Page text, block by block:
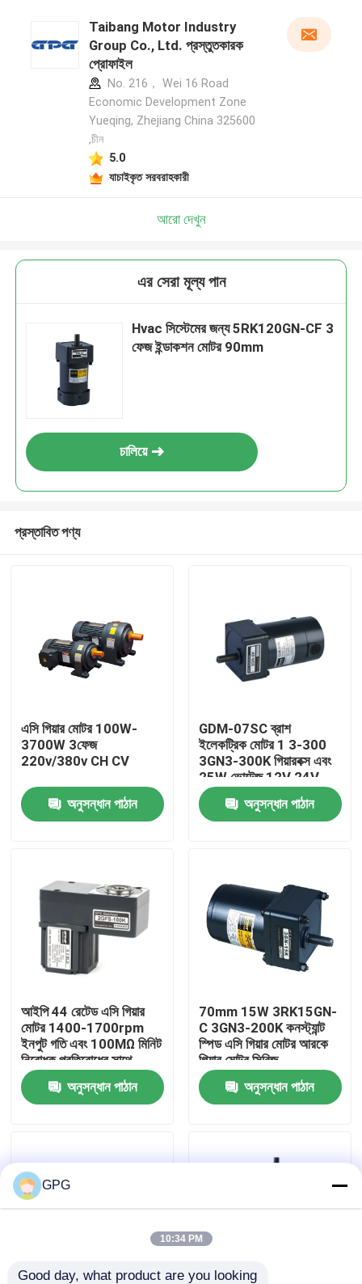
বাড়ি
ভিডিও
আমাদের সম্পর্কে
কারখানা পরিদর্শন
গুণমান নিয়ন্ত্রণ
খবর
ডিসি গিয়ার মোটর
Taibang Motor Industry
Group Co., Ltd. প্রস্তুতকারক
প্রোফাইল
No. 216， Wei 16 Road
Economic Development Zone
Yueqing, Zhejiang China 325600
,চীন
5.0
যাচাইকৃত সরবরাহকারী
আরো দেখুন
এর সেরা মূল্য পান
Hvac সিস্টেমের জন্য 5RK120GN-CF 3
ফেজ ইন্ডাকশন মোটর 90mm
চালিয়ে
প্রস্তাবিত পণ্য
এসি গিয়ার মোটর 100W-
3700W 3ফেজ
220v/380v CH CV
অনুসন্ধান পাঠান
GDM-07SC ব্রাশ
ইলেকট্রিক মোটর 1 3-300
3GN3-300K গিয়ারবক্স এবং
25W ভোল্টেজ 12V 24V
আউটপুট পাওয়ার সহ
অনুসন্ধান পাঠান
আইপি 44 রেটেড এসি গিয়ার
মোটর 1400-1700rpm
ইনপুট গতি এবং 100MΩ মিনিট
নিরোধক প্রতিরোধের সাথে
অনুসন্ধান পাঠান
70mm 15W 3RK15GN-
C 3GN3-200K কনস্ট্যান্ট
স্পিড এসি গিয়ার মোটর আরকে
গিয়ার মোটর সিরিজ
অনুসন্ধান পাঠান
GPG
10:34 PM
Good day, what product are you looking